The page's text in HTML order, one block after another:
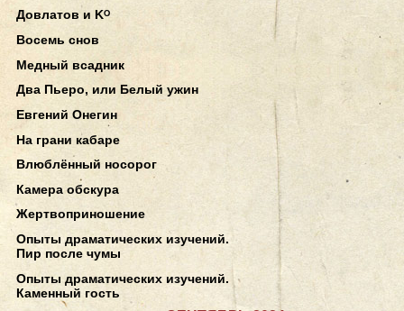
Довлатов и Kᴼ
Восемь снов
Медный всадник
Два Пьеро, или Белый ужин
Евгений Онегин
На грани кабаре
Влюблённый носорог
Камера обскура
Жертвоприношение
Опыты драматических изучений.
Пир после чумы
Опыты драматических изучений.
Каменный гость